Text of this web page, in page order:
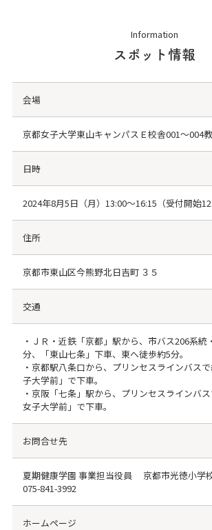
Information
スポット情報
会場
京都女子大学東山キャンパスＥ校舎001～004
日時
2024年8月5日（月）13:00～16:15（受付開始
住所
京都市東山区今熊野北日吉町 ３５
交通
・ＪＲ・近鉄「京都」駅から、市バス206系統
分、「東山七条」下車、東へ徒歩約5分。
・京都駅八条口から、プリンセスラインバス
子大学前」で下車。
・京阪「七条」駅から、プリンセスラインバ
女子大学前」で下車。
お問合せ先
夏期健康学園 事業担当役員 京都市光徳小学
075-841-3992
ホームページ